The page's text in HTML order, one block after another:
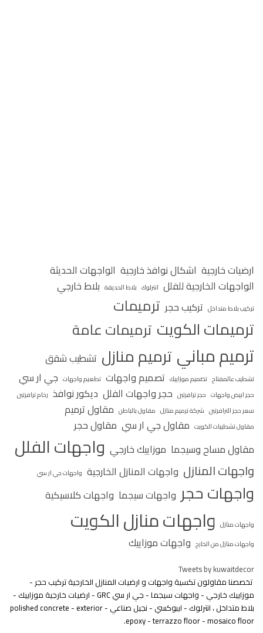
ارضيات خارجية اشكال نوافذ خارجية الواجهات الحديثة
الواجهات الخارجية للفلل انترلوك بلاط الحديقة بلاط خارجي
تركيب بلاط متداخل تركيب حجر ترميمات
ترميمات الكويت ترميمات عامة
ترميم مباني ترميم منازل تشطيب شقق
تشطيب عالمفتاح تصميم موزاييك تصميم واجهات تطعيم واجهات جي ار سي
حجر ابيض واجهات حجر ترافرتين حجر واجهات الفلل ديكور نوافذ رخام ترافرتين
سعر حجر الترافرتين شركة ترميم منازل مقاول بالباطن مقاول ترميم
مقاول تشطيبات الكويت مقاول جي ار سي مقاول حجر
مقاول مساح وسيجما موزاييك خارجي واجهات الفلل
واجهات المنازل واجهات المنازل الخارجية واجهات جي ار سي
واجهات حجر واجهات سيجما واجهات كلاسيكية
واجهات منازل واجهات منازل الكويت
واجهات منازل من الخارج واجهات موزاييك
Tweets by kuwaitdecor
تخصصنا مقاولون تكسية واجهات و ارضيات المنازل الخارجية تركيب حجر -
موزاييك خارجي - واجهات سيجما - جي ار سي GRC - ارضيات خارجية موزاييك -
بلاط متداخل ، انترلوك - ايبوكسي - نجيل صناعي - polished concrete - exterior
epoxy - terrazzo floor - mosaico floor.